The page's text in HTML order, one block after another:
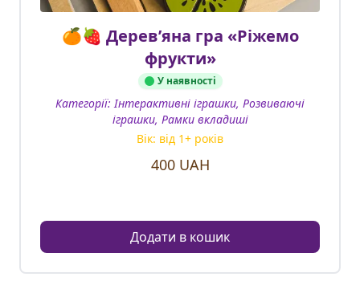
🍊🍓 Дерев’яна гра «Ріжемо
фрукти»
У наявності
Категорії:Інтерактивні іграшки, Розвиваючі
іграшки, Рамки вкладиші
Вік: від 1+ років
400UAH
Додати в кошик